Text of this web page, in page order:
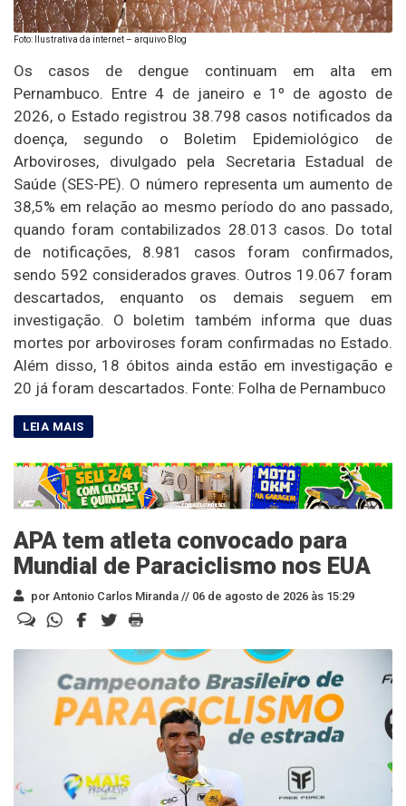
Foto: Ilustrativa da internet – arquivo Blog
Os casos de dengue continuam em alta em
Pernambuco. Entre 4 de janeiro e 1º de agosto de
2026, o Estado registrou 38.798 casos notificados da
doença, segundo o Boletim Epidemiológico de
Arboviroses, divulgado pela Secretaria Estadual de
Saúde (SES-PE). O número representa um aumento de
38,5% em relação ao mesmo período do ano passado,
quando foram contabilizados 28.013 casos. Do total
de notificações, 8.981 casos foram confirmados,
sendo 592 considerados graves. Outros 19.067 foram
descartados, enquanto os demais seguem em
investigação. O boletim também informa que duas
mortes por arboviroses foram confirmadas no Estado.
Além disso, 18 óbitos ainda estão em investigação e
20 já foram descartados. Fonte: Folha de Pernambuco
APA tem atleta convocado para
Mundial de Paraciclismo nos EUA
por Antonio Carlos Miranda // 06 de agosto de 2026 às 15:29